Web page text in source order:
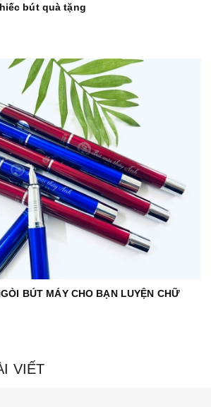
bút quà tặng
BÚT MÁY CHO BẠN LUYỆN CHỮ
VIẾT